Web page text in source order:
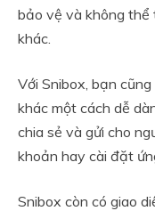
bảo vệ và không thể
khác.
Với Snibox, bạn
khác một cách dễ
chia sẻ và gửi cho
khoản hay cài đặt
Snibox còn có giao